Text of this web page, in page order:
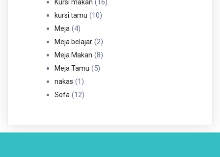
Kursi makan 16
kursi tamu 1010
Meja 44
Produk
Meja belajar 22
Produk
Meja Makan 88
Meja Tamu 55
nakas 11
Produk
Sofa 1212